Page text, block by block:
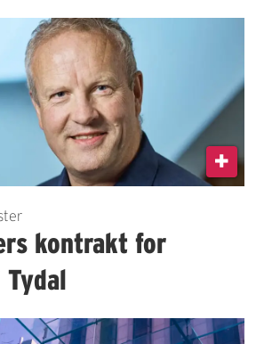
kontrakt for